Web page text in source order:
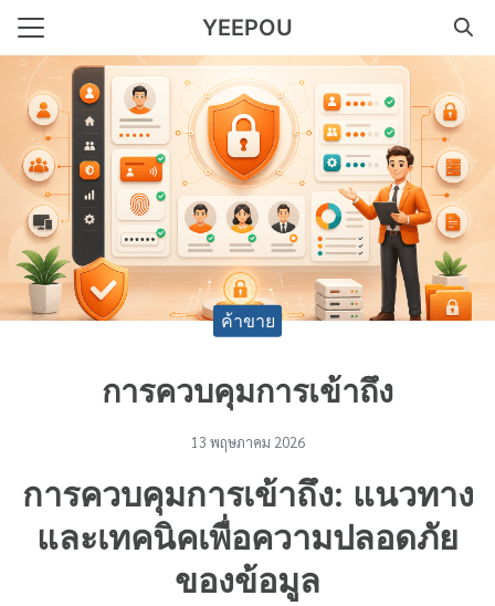
Skip
content
YEEPOU
รับทำบัญชี เริ่มต้น 500 บาท
พประสบการณ์มากกว่า 29
Search
for:
ค้าขาย
การควบคุมการเข้าถึง
13 พฤษภาคม 2026
การควบคุมการเข้าถึง: แนวทาง
และเทคนิคเพื่อความปลอดภัย
ของข้อมูล